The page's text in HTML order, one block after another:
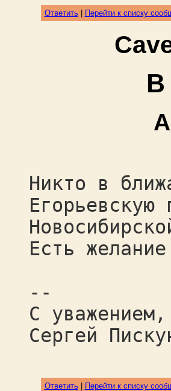
Ответить| Перейти к списку
В
Никто в
Егорьевскую
Есть
--
С уважением,
Сергей
Ответить| Перейти к списку